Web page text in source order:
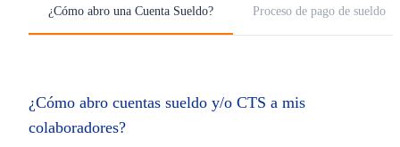
¿Cómo abro una Cuenta Sueldo? Proceso de pago de sueldo
¿Cómo abro cuentas sueldo y/o CTS a mis
colaboradores?